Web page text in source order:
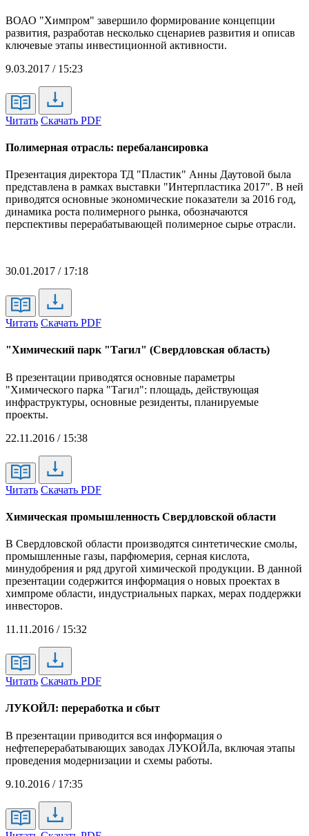
ВОАО "Химпром" завершило формирование концепции
развития, разработав несколько сценариев развития и описав
ключевые этапы инвестиционной активности.
9.03.2017 / 15:23
Читать Скачать PDF
Полимерная отрасль: перебалансировка
Презентация директора ТД "Пластик" Анны Даутовой была
представлена в рамках выставки "Интерпластика 2017". В ней
приводятся основные экономические показатели за 2016 год,
динамика роста полимерного рынка, обозначаются
перспективы перерабатывающей полимерное сырье отрасли.
30.01.2017 / 17:18
Читать Скачать PDF
"Химический парк "Тагил" (Свердловская область)
В презентации приводятся основные параметры
"Химического парка "Тагил": площадь, действующая
инфраструктуры, основные резиденты, планируемые
проекты.
22.11.2016 / 15:38
Читать Скачать PDF
Химическая промышленность Свердловской области
В Свердловской области производятся синтетические смолы,
промышленные газы, парфюмерия, серная кислота,
минудобрения и ряд другой химической продукции. В данной
презентации содержится информация о новых проектах в
химпроме области, индустриальных парках, мерах поддержки
инвесторов.
11.11.2016 / 15:32
Читать Скачать PDF
ЛУКОЙЛ: переработка и сбыт
В презентации приводится вся информация о
нефтеперерабатывающих заводах ЛУКОЙЛа, включая этапы
проведения модернизации и схемы работы.
9.10.2016 / 17:35